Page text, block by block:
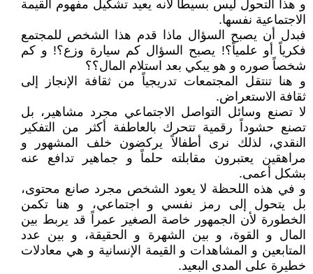
و هذا التحول ليس بسيطاً لأنه يعيد تشكيل مفهوم القيمة
الاجتماعية نفسها.
فبدل أن يصبح السؤال ماذا قدم هذا الشخص للمجتمع
فكرياً أو علمياً؟! يصبح السؤال كم سيارة وزع؟! و كم
شخصاً صوره و هو يبكي بعد استلام المال؟؟
و هنا تنتقل المجتمعات تدريجياً من ثقافة الإنجاز إلى
ثقافة الاستعراض.
لا تصنع وسائل التواصل الاجتماعي مجرد مشاهير، بل
تصنع حشوداً رقمية تتحرك بالعاطفة أكثر من التفكير
النقدي، لذلك نرى أطفالاً يركضون خلف المشهور و
مراهقين يعتبرون مقابلته حلماً و جماهير تدافع عنه
بشكل أعمى.
و في هذه اللحظة لا يعود الشخص مجرد صانع محتوى،
بل يتحول إلى رمز نفسي و اجتماعي، و هنا تكمن
الخطورة لأن الجمهور خاصة الصغير عمراً قد يربط بين
المال و القوة، و بين الشهرة و الحقيقة، و بين عدد
المتابعين و المشاهدات و القيمة الإنسانية و هي معادلات
خطيرة على المدى البعيد.